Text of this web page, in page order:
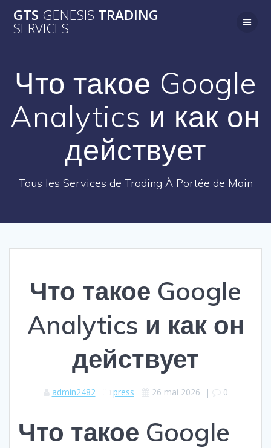
au
GTS GENESIS TRADING
SERVICES
Что такое Google
Analytics и как он
действует
Tous les Services de Trading À Portée de Main
Что такое Google
Analytics и как он
действует
admin2482 press 26 mai 2026 | 0
Что такое Google